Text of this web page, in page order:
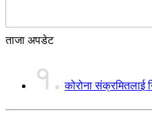
ताजा अपडेट
१. कोरोना संक्रमितलाई